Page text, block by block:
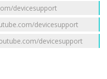
devicesupport
devicesupport
devicesupport